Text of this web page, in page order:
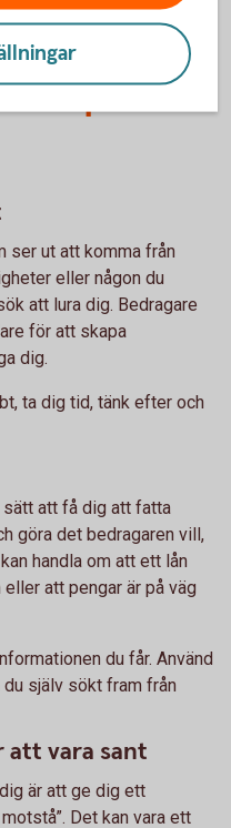
på
ser ut att komma från
eller någon du
att lura dig. Bedragare
för att skapa
dig.
ta dig tid, tänk efter och
att få dig att fatta
göra det bedragaren vill,
handla om att ett lån
att pengar är på väg
du får. Använd
själv sökt fram från
att vara sant
är att ge dig ett
Det kan vara ett